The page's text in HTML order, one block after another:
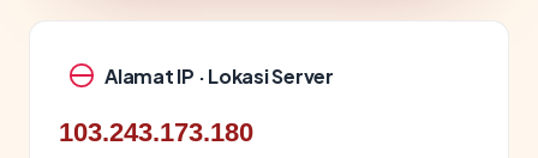
Alamat IP · Lokasi Server
103.243.173.180